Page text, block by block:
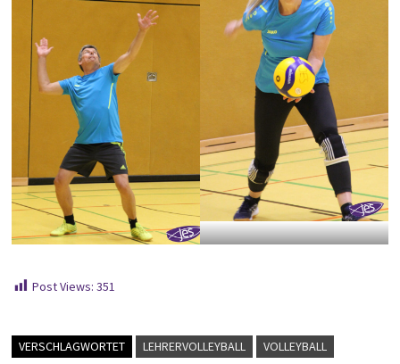
Post Views: 351
VERSCHLAGWORTET LEHRERVOLLEYBALL VOLLEYBALL